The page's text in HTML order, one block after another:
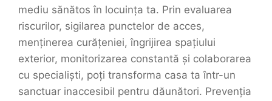
mediu sănătos în locuința ta. Prin evaluarea
riscurilor, sigilarea punctelor de acces,
menținerea curățeniei, îngrijirea spațiului
exterior, monitorizarea constantă și colaborarea
cu specialiști, poți transforma casa ta într-un
sanctuar inaccesibil pentru dăunători. Prevenția